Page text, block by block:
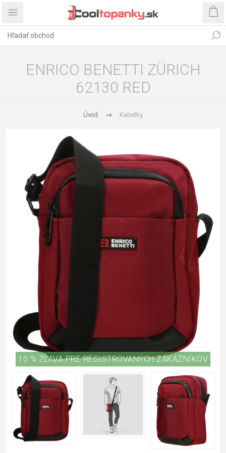
ENRICO BENETTI ZÜRICH
62130 RED
Úvod Kabelky
10 % ZĽAVA PRE REGISTROVANÝCH ZÁKAZNÍKOV